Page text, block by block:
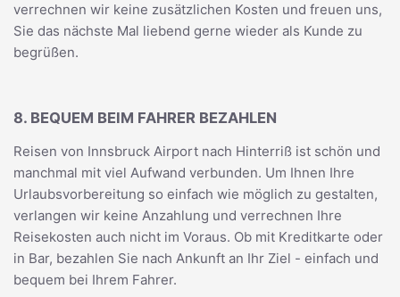
verrechnen wir keine zusätzlichen Kosten und freuen uns,
Sie das nächste Mal liebend gerne wieder als Kunde zu
begrüßen.
8. BEQUEM BEIM FAHRER BEZAHLEN
Reisen von Innsbruck Airport nach Hinterriß ist schön und
manchmal mit viel Aufwand verbunden. Um Ihnen Ihre
Urlaubsvorbereitung so einfach wie möglich zu gestalten,
verlangen wir keine Anzahlung und verrechnen Ihre
Reisekosten auch nicht im Voraus. Ob mit Kreditkarte oder
in Bar, bezahlen Sie nach Ankunft an Ihr Ziel - einfach und
bequem bei Ihrem Fahrer.